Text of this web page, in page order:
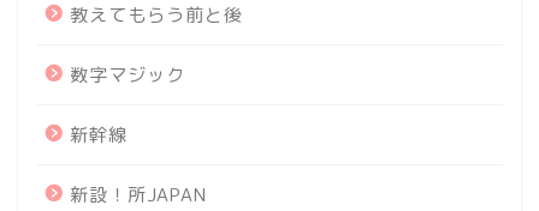
教えてもらう前と後
数字マジック
新幹線
新設！所JAPAN